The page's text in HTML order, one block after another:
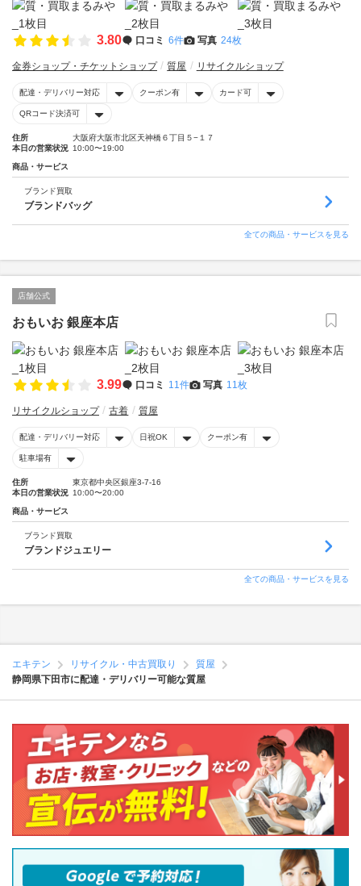
3.80 口コミ 6件 写真 24枚
金券ショップ・チケットショップ 質屋 リサイクルショップ
配達・デリバリー対応 クーポン有 カード可
QRコード決済可
住所
大阪府大阪市北区天神橋６丁目５−１７
本日の営業状況 10:00〜19:00
商品・サービス
ブランド買取
ブランドバッグ
全ての商品・サービスを見る
店舗公式
おもいお 銀座本店
3.99 口コミ 11件 写真 11枚
リサイクルショップ 古着 質屋
配達・デリバリー対応 日祝OK クーポン有
駐車場有
住所
東京都中央区銀座3-7-16
本日の営業状況 10:00〜20:00
商品・サービス
ブランド買取
ブランドジュエリー
全ての商品・サービスを見る
エキテン リサイクル・中古買取り
質屋
静岡県下田市に配達・デリバリー可能な質屋